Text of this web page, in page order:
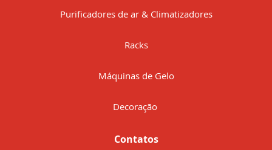
Purificadores de ar & Climatizadores
Racks
Máquinas de Gelo
Decoração
Contatos